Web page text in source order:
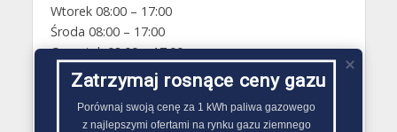
Wtorek 08:00 – 17:00
Środa 08:00 – 17:00
Czwartek 08:00 – 17:00
Piątek 08:00 – 17:00
Sobota Zamknięte
Niedziela Zamknięte
Zatrzymaj rosnące ceny gazu
Porównaj swoją cenę za 1 kWh paliwa gazowego
z najlepszymi ofertami na rynku gazu ziemnego